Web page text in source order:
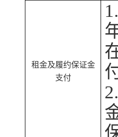
租金及履约保证金
支付